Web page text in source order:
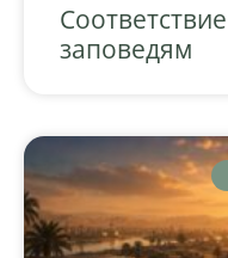
заповедям